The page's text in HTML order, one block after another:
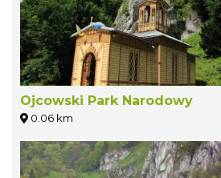
Ojcowski Park Narodowy
0.06 km